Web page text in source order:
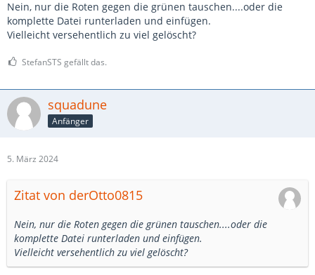
Nein, nur die Roten gegen die grünen tauschen....oder die
komplette Datei runterladen und einfügen.
Vielleicht versehentlich zu viel gelöscht?
StefanSTS gefällt das.
squadune
Anfänger
5. März 2024
Zitat von derOtto0815
Nein, nur die Roten gegen die grünen tauschen....oder die
komplette Datei runterladen und einfügen.
Vielleicht versehentlich zu viel gelöscht?